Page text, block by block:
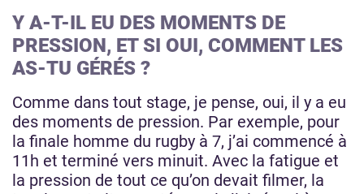
Y A-T-IL EU DES MOMENTS DE
PRESSION, ET SI OUI, COMMENT LES
AS-TU GÉRÉS ?
Comme dans tout stage, je pense, oui, il y a eu
des moments de pression. Par exemple, pour
la finale homme du rugby à 7, j’ai commencé à
11h et terminé vers minuit. Avec la fatigue et
la pression de tout ce qu’on devait filmer, la